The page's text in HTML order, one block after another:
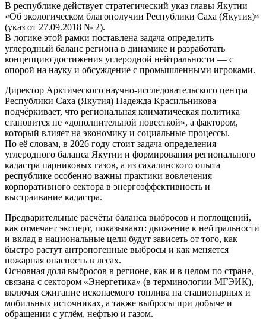
В республике действует стратегический указ главы Якутии
«Об экологическом благополучии Республики Саха (Якутия)»
(указ от 27.09.2018 № 2).
В логике этой рамки поставлена задача определить
углеродный баланс региона в динамике и разработать
концепцию достижения углеродной нейтральности — с
опорой на науку и обсуждение с промышленными игроками.
Директор Арктического научно-исследовательского центра
Республики Саха (Якутия) Надежда Красильникова
подчёркивает, что региональная климатическая политика
становится не «дополнительной повесткой», а фактором,
который влияет на экономику и социальные процессы.
По её словам, в 2026 году стоит задача определения
углеродного баланса Якутии и формирования регионального
кадастра парниковых газов, а из сахалинского опыта
республике особенно важны практики вовлечения
корпоративного сектора в энергоэффективность и
выстраивание кадастра.
Предварительные расчёты баланса выбросов и поглощений,
как отмечает эксперт, показывают: движение к нейтральности
и вклад в национальные цели будут зависеть от того, как
быстро растут антропогенные выбросы и как меняется
пожарная опасность в лесах.
Основная доля выбросов в регионе, как и в целом по стране,
связана с сектором «Энергетика» (в терминологии МГЭИК),
включая сжигание ископаемого топлива на стационарных и
мобильных источниках, а также выбросы при добыче и
обращении с углём, нефтью и газом.